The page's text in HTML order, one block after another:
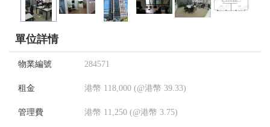
單位詳情
物業編號 284571
租金 港幣 118,000 (@港幣 39.33)
管理費 港幣 11,250 (@港幣 3.75)